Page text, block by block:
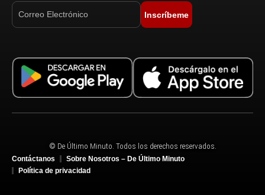
Inscríbeme
© De Último Minuto. Todos los derechos reservados.
Contáctanos
Sobre Nosotros – De Último Minuto
Política de privacidad